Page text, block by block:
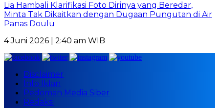
Lia Hambali Klarifikasi Foto Dirinya yang Beredar,
Minta Tak Dikaitkan dengan Dugaan Pungutan di Air
Panas Doulu
4 Juni 2026 | 2:40 am WIB
Disclaimer
Info Iklan
Pedoman Media Siber
Redaksi